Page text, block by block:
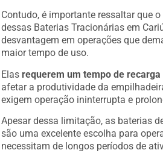
Contudo, é importante ressaltar que
dessas Baterias Tracionárias em
desvantagem em operações que
maior tempo de uso.
Elas requerem um tempo de recarga
afetar a produtividade da
exigem operação ininterrupta e
Apesar dessa limitação, as baterias
são uma excelente escolha para
necessitam de longos períodos de